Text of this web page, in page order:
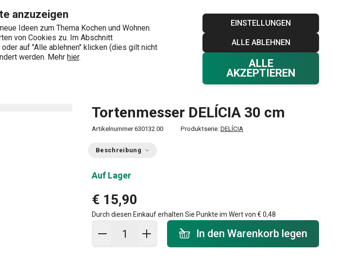
anzuzeigen
Ideen zum Thema Kochen und Wohnen.
von Cookies zu. Im Abschnitt
auf "Alle ablehnen" klicken (dies gilt nicht
werden. Mehr hier.
EINSTELLUNGEN
ALLE ABLEHNEN
ALLE
AKZEPTIEREN
springen
Suche springen
springen
Tescoma Club Garantie Kontakt
Favoriten Einloggen
0 Ihr Warenkorb
€ 0,00
Tortenmesser DELÍCIA 30 cm
Artikelnummer 630132.00 Produktserie: DELÍCIA
Beschreibung
Auf Lager
€ 15,90
Durch diesen Einkauf erhalten Sie Punkte im Wert von € 0,48
In den Warenkorb - Menge
In den Warenkorb legen